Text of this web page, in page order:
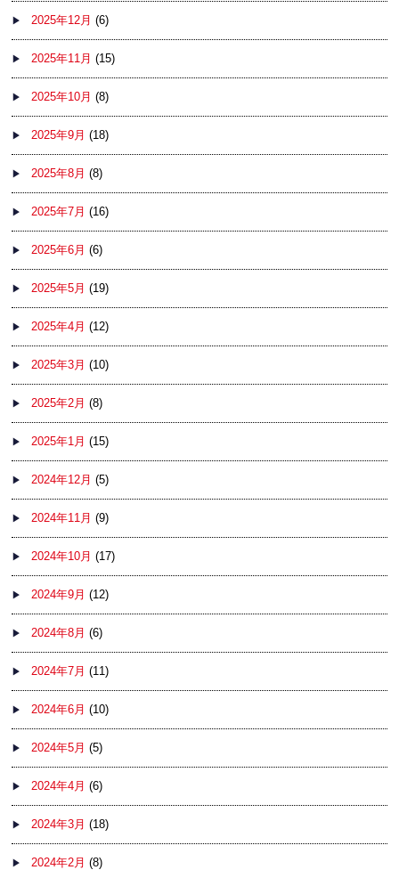
2025年12月 (6)
2025年11月 (15)
2025年10月 (8)
2025年9月 (18)
2025年8月 (8)
2025年7月 (16)
2025年6月 (6)
2025年5月 (19)
2025年4月 (12)
2025年3月 (10)
2025年2月 (8)
2025年1月 (15)
2024年12月 (5)
2024年11月 (9)
2024年10月 (17)
2024年9月 (12)
2024年8月 (6)
2024年7月 (11)
2024年6月 (10)
2024年5月 (5)
2024年4月 (6)
2024年3月 (18)
2024年2月 (8)